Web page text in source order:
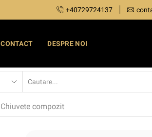
+40729724137
CONTACT DESPRE NOI
Chiuvete compozit